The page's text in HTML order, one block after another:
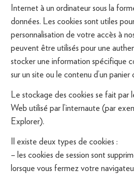
Internet à un ordinateur sous la
données. Les cookies sont utiles
personnalisation de votre accès à
peuvent être utilisés pour une
stocker une information spécifique
sur un site ou le contenu d’un panier
Le stockage des cookies se fait par
Web utilisé par l’internaute (par
Explorer).
Il existe deux types de cookies :
– les cookies de session sont
lorsque vous fermez votre